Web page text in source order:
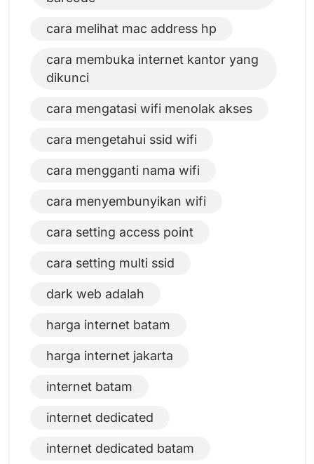
cara melihat mac address hp
cara membuka internet kantor yang
dikunci
cara mengatasi wifi menolak akses
cara mengetahui ssid wifi
cara mengganti nama wifi
cara menyembunyikan wifi
cara setting access point
cara setting multi ssid
dark web adalah
harga internet batam
harga internet jakarta
internet batam
internet dedicated
internet dedicated batam